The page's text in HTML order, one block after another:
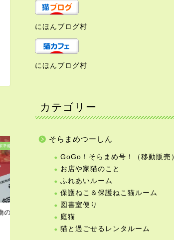
メイン看板製作開始！
にほんブログ村
にほんブログ村
カテゴリー
そらまめつーしん
GoGo！そらまめ号！（移動販売
お店や家猫のこと
ふれあいルーム
保護ねこ＆保護ねこ猫ルーム
図書室便り
庭猫
猫と過ごせるレンタルーム